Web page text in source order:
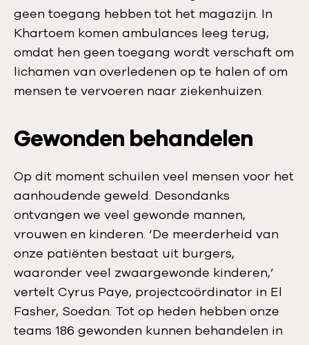
geen toegang hebben tot het magazijn. In
Khartoem komen ambulances leeg terug,
omdat hen geen toegang wordt verschaft om
lichamen van overledenen op te halen of om
mensen te vervoeren naar ziekenhuizen.
Gewonden behandelen
Op dit moment schuilen veel mensen voor het
aanhoudende geweld. Desondanks
ontvangen we veel gewonde mannen,
vrouwen en kinderen. ‘De meerderheid van
onze patiënten bestaat uit burgers,
waaronder veel zwaargewonde kinderen,’
vertelt Cyrus Paye, projectcoördinator in El
Fasher, Soedan. Tot op heden hebben onze
teams 186 gewonden kunnen behandelen in